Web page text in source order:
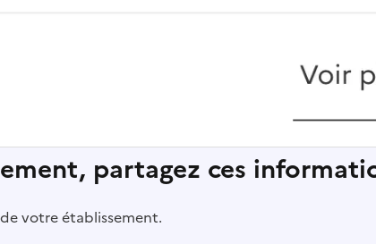
partagez ces
votre établissement.